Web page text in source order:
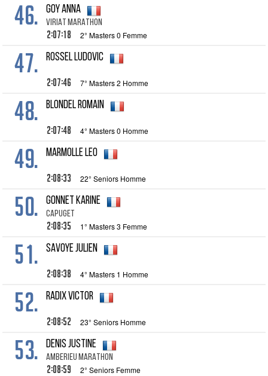
46. GOY Anna
VIRIAT MARATHON
2:07:18 2° Masters 0 Femme
47. ROSSEL Ludovic
2:07:46 7° Masters 2 Homme
48. BLONDEL Romain
2:07:48 4° Masters 0 Homme
49. MARMOLLE Leo
2:08:33 22° Seniors Homme
50. GONNET Karine
CAPUGET
2:08:35 1° Masters 3 Femme
51. SAVOYE Julien
2:08:38 4° Masters 1 Homme
52. RADIX Victor
2:08:52 23° Seniors Homme
53. DENIS Justine
AMBERIEU MARATHON
2:08:59 2° Seniors Femme